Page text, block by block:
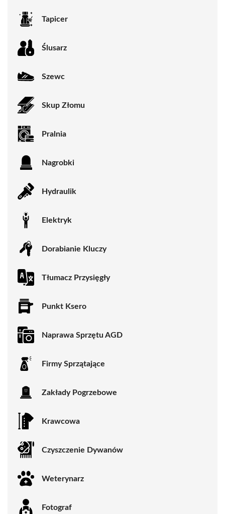
Tapicer
Ślusarz
Szewc
Skup Złomu
Pralnia
Nagrobki
Hydraulik
Elektryk
Dorabianie Kluczy
Tłumacz Przysięgły
Punkt Ksero
Naprawa Sprzętu AGD
Firmy Sprzątające
Zakłady Pogrzebowe
Krawcowa
Czyszczenie Dywanów
Weterynarz
Fotograf